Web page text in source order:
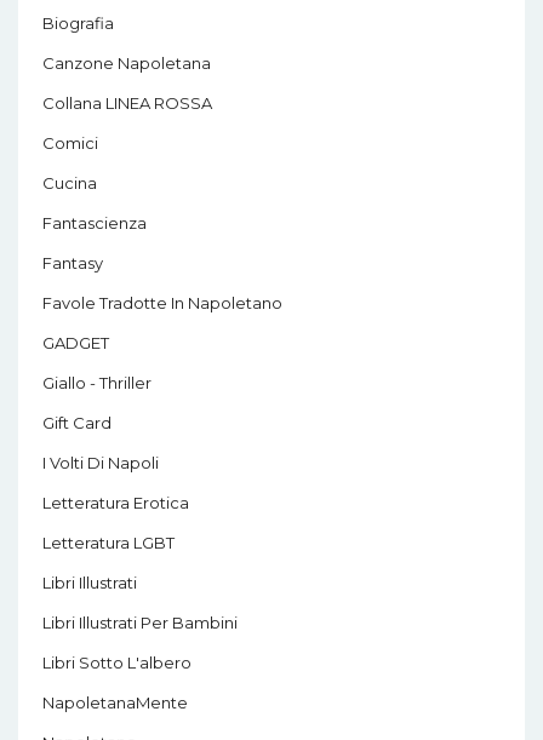
Biografia
Canzone Napoletana
Collana LINEA ROSSA
Comici
Cucina
Fantascienza
Fantasy
Favole Tradotte In Napoletano
GADGET
Giallo - Thriller
Gift Card
I Volti Di Napoli
Letteratura Erotica
Letteratura LGBT
Libri Illustrati
Libri Illustrati Per Bambini
Libri Sotto L'albero
NapoletanaMente